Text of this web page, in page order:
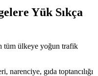
Yük Sıkça
tüm ülkeye yoğun trafik
narenciye, gıda toptancılığı